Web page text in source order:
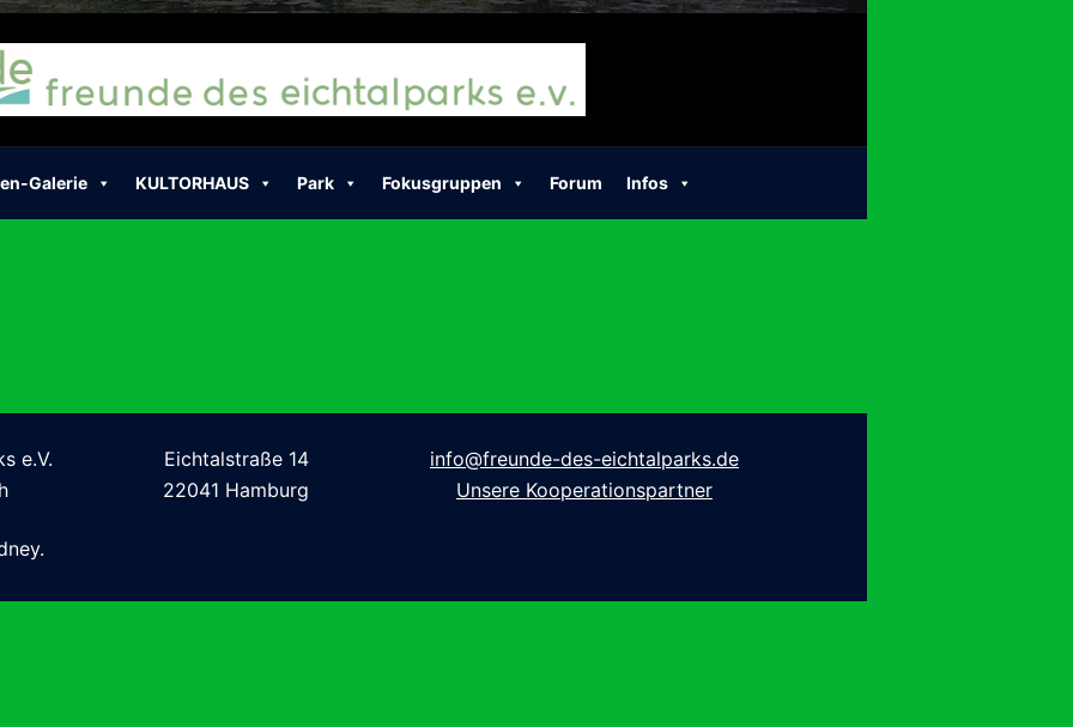
Galerie KULTORHAUS Park Fokusgruppen Forum Infos
e.V.
Eichtalstraße 14
22041 Hamburg
info@freunde-des-eichtalparks.de
Unsere Kooperationspartner